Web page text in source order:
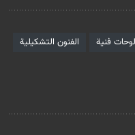
لوحات فنية
الفنون التشكيلية